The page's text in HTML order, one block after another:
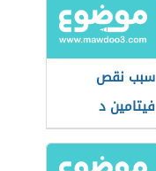
سبب نقص
فيتامين د